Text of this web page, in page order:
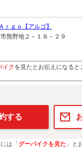
ｇｏ【アルゴ】
熊野地２－１８－２９
イク を見たとお伝えになると
する
は「グーバイクを見た 」と